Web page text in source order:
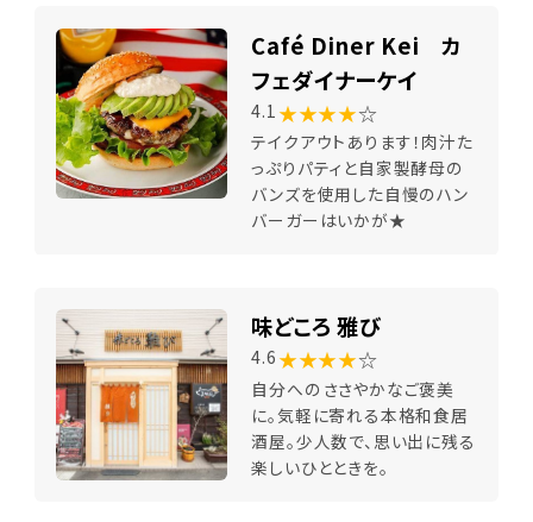
Café Diner Kei カ
フェダイナーケイ
4.1 ★★★★☆
テイクアウトあります！肉汁た
っぷりパティと自家製酵母の
バンズを使用した自慢のハン
バーガーはいかが★
味どころ 雅び
4.6 ★★★★☆
自分へのささやかなご褒美
に。気軽に寄れる本格和食居
酒屋。少人数で、思い出に残る
楽しいひとときを。